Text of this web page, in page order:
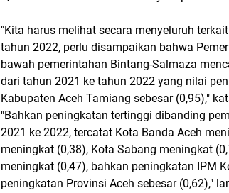
"Kita harus melihat secara menyeluruh
tahun 2022, perlu disampaikan bahwa
bawah pemerintahan Bintang-Salmaza
dari tahun 2021 ke tahun 2022 yang nilai
Kabupaten Aceh Tamiang sebesar (0,95),"
"Bahkan peningkatan tertinggi dibanding
2021 ke 2022, tercatat Kota Banda Aceh
meningkat (0,38), Kota Sabang meningkat
meningkat (0,47), bahkan peningkatan IPM
peningkatan Provinsi Aceh sebesar (0,62),"